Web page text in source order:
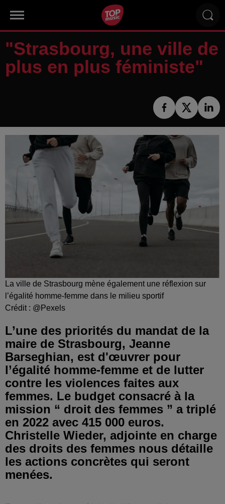
"Strasbourg, une ville de
plus en plus féministe"
La ville de Strasbourg mène également une réflexion sur
l’égalité homme-femme dans le milieu sportif
Crédit : @Pexels
L’une des priorités du mandat de la
maire de Strasbourg, Jeanne
Barseghian, est d'œuvrer pour
l’égalité homme-femme et de lutter
contre les violences faites aux
femmes. Le budget consacré à la
mission “ droit des femmes ” a triplé
en 2022 avec 415 000 euros.
Christelle Wieder, adjointe en charge
des droits des femmes nous détaille
les actions concrètes qui seront
menées.